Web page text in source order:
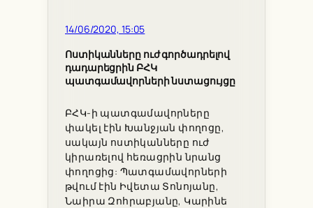
14/06/2020, 15:05
Ոստիկանները ուժ գործադրելով
դադարեցրին ԲՀԿ
պատգամավորների նստացույցը
ԲՀԿ-ի պատգամավորները
փակել էին Խանջյան փողոցը,
սակայն ոստիկանները ուժ
կիրառելով հեռացրին նրանց
փողոցից: Պատգամավորների
թվում էին Իվետա Տոնոյանը,
Նաիրա Զոհրաբյանը, Կարինե